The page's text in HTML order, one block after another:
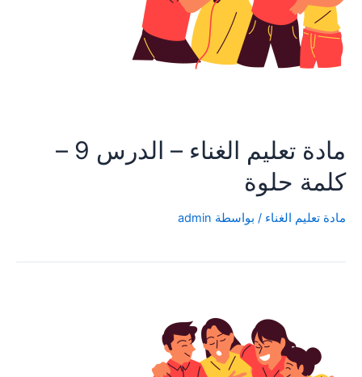
مادة تعليم الغناء – الدرس 9 –
كلمة حلوة
مادة تعليم الغناء / بواسطة admin